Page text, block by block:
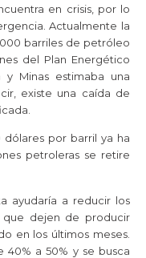
en crisis, por lo
Actualmente la
barriles de petróleo
del Plan Energético
y Minas estimaba una
existe una caída de
dólares por barril ya ha
petroleras se retire
ayudaría a reducir los
que dejen de producir
en los últimos meses.
40% a 50% y se busca